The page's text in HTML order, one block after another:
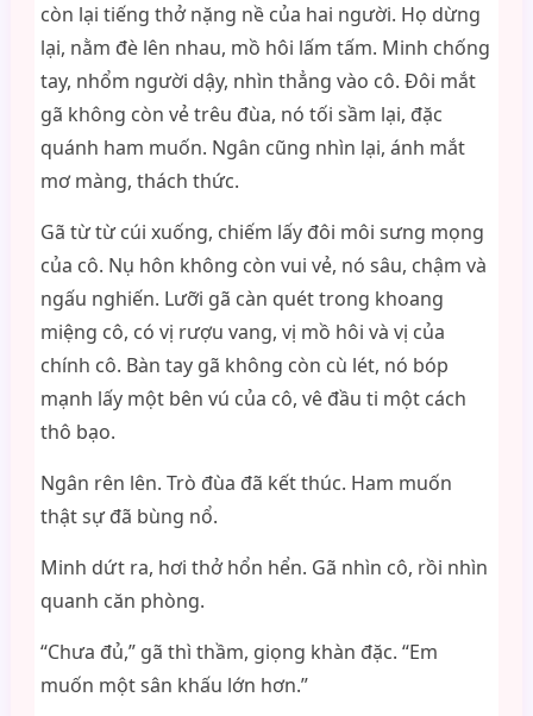
còn lại tiếng thở nặng nề của hai người. Họ dừng
lại, nằm đè lên nhau, mồ hôi lấm tấm. Minh chống
tay, nhổm người dậy, nhìn thẳng vào cô. Đôi mắt
gã không còn vẻ trêu đùa, nó tối sầm lại, đặc
quánh ham muốn. Ngân cũng nhìn lại, ánh mắt
mơ màng, thách thức.
Gã từ từ cúi xuống, chiếm lấy đôi môi sưng mọng
của cô. Nụ hôn không còn vui vẻ, nó sâu, chậm và
ngấu nghiến. Lưỡi gã càn quét trong khoang
miệng cô, có vị rượu vang, vị mồ hôi và vị của
chính cô. Bàn tay gã không còn cù lét, nó bóp
mạnh lấy một bên vú của cô, vê đầu ti một cách
thô bạo.
Ngân rên lên. Trò đùa đã kết thúc. Ham muốn
thật sự đã bùng nổ.
Minh dứt ra, hơi thở hổn hển. Gã nhìn cô, rồi nhìn
quanh căn phòng.
“Chưa đủ,” gã thì thầm, giọng khàn đặc. “Em
muốn một sân khấu lớn hơn.”